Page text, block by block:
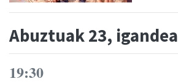
Abuztuak 23, igandea
19:30